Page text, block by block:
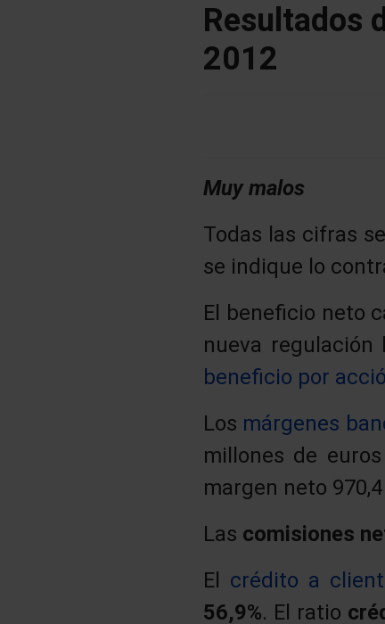
Resultados
2012
Muy malos
Todas las cifras
se indique lo
El beneficio neto
nueva regulación
beneficio por
Los márgenes
millones de
margen neto
Las comisiones
El crédito a
56,9%. El ratio